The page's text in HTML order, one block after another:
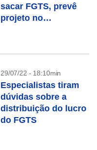
sacar FGTS, prevê
projeto no
29/07/22 - 18:10min
Especialistas tiram
dúvidas sobre a
distribuição do lucro
do FGTS